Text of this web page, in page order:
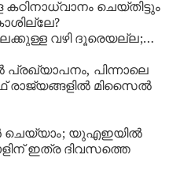
ചെയ്തിട്ടും
വഴി ദൂരെയല്ല;
കുതിച്ചുയരും!
പ്രഖ്യാപനം, പിന്നാലെ
രാജ്യങ്ങളിൽ മിസൈൽ
ചെയ്യാം; യുഎഇയിൽ
ഇത്ര ദിവസത്തെ